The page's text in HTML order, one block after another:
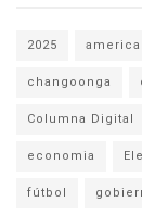
2025 america
changoonga
Columna Digital
economia
fútbol